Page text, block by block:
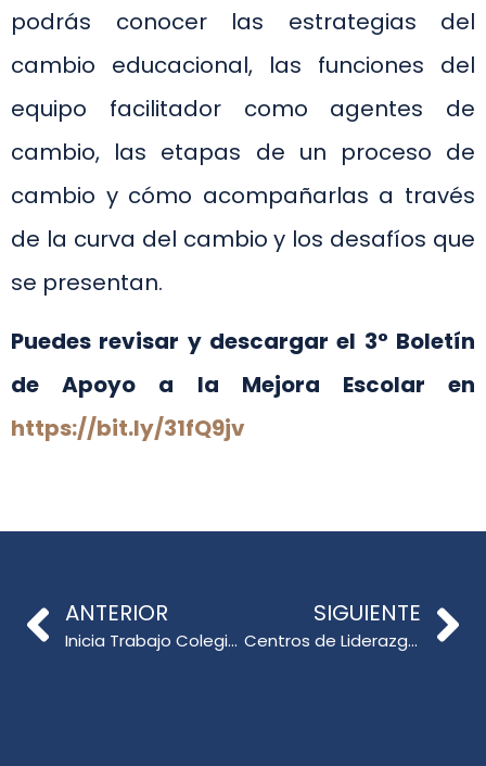
podrás conocer las estrategias del
cambio educacional, las funciones del
equipo facilitador como agentes de
cambio, las etapas de un proceso de
cambio y cómo acompañarlas a través
de la curva del cambio y los desafíos que
se presentan.
Puedes revisar y descargar el 3° Boletín
de Apoyo a la Mejora Escolar en
https://bit.ly/31fQ9jv
ANTERIOR
Inicia Trabajo Colegiado entre Estudiantes de primero y cuarto año de Educación Básica
SIGUIENTE
Centros de Liderazgo Educativo desarrollan Seminario de Experiencias “Formación de Líderes en el Sistema Escolar”. ¡Inscripciones ya están abiertas!